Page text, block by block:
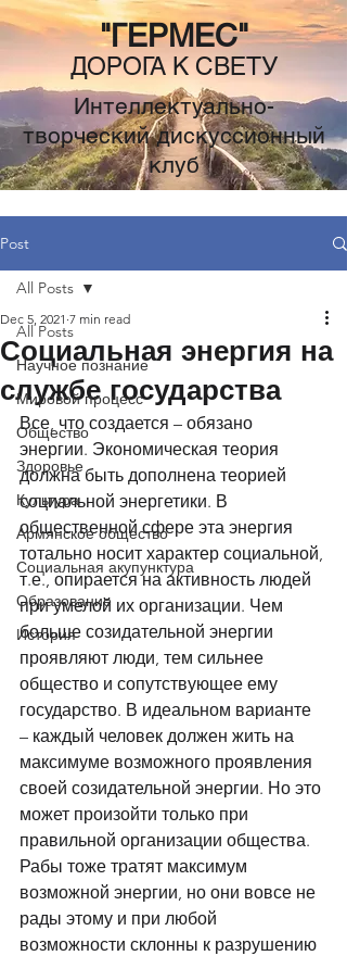
"ГЕРМЕС"
ДОРОГА К СВЕТУ
Интеллектуально-
творческий дискуссионный
клуб
Post
All Posts
Научное познание
Мировой процесс
Общество
Здоровье
Культура
Армянское общество
Социальная акупунктура
Образование
История
All Posts
Социальная энергия на
службе государства
Dec 5, 2021 7 min read
Все, что создается – обязано
энергии. Экономическая теория
должна быть дополнена теорией
социальной энергетики. В
общественной сфере эта энергия
тотально носит характер социальной,
т.е., опирается на активность людей
при умелой их организации. Чем
больше созидательной энергии
проявляют люди, тем сильнее
общество и сопутствующее ему
государство. В идеальном варианте
– каждый человек должен жить на
максимуме возможного проявления
своей созидательной энергии. Но это
может произойти только при
правильной организации общества.
Рабы тоже тратят максимум
возможной энергии, но они вовсе не
рады этому и при любой
возможности склонны к разрушению